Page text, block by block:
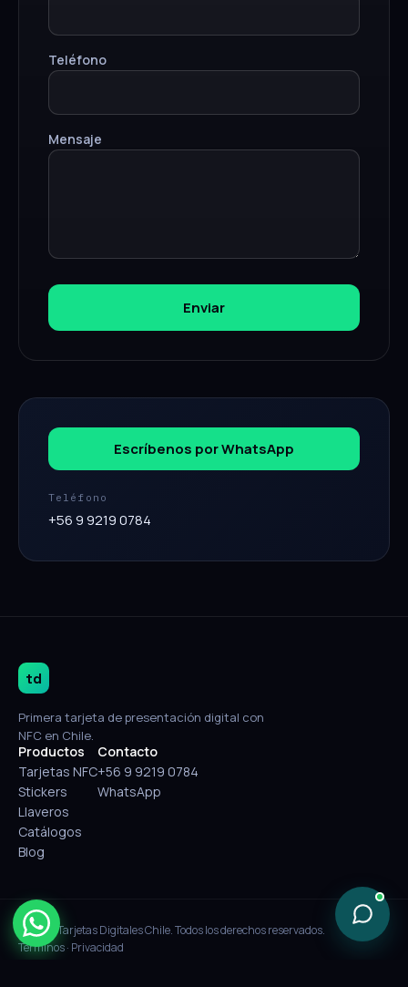
Teléfono
Mensaje
Enviar
Escríbenos por WhatsApp
Teléfono
+56 9 9219 0784
td
Primera tarjeta de presentación digital con
NFC en Chile.
Productos
Tarjetas NFC
Stickers
Llaveros
Catálogos
Blog
Contacto
+56 9 9219 0784
WhatsApp
© 2026 Tarjetas Digitales Chile. Todos los derechos reservados.
Términos· Privacidad